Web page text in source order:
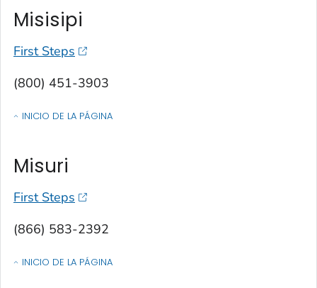
Misisipi
First Steps
(800) 451-3903
INICIO DE LA PÁGINA
OF CONTACTOS POR ESTADO, TERRITORIO O ESTADO LIBRE
Misuri
First Steps
(866) 583-2392
INICIO DE LA PÁGINA
OF CONTACTOS POR ESTADO, TERRITORIO O ESTADO LIBRE